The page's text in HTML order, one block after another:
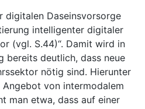
digitalen Daseinsvorsorge
intelligenter digitaler
(vgl. S.44)“. Damit wird in
bereits deutlich, dass neue
nötig sind. Hierunter
von intermodalem
man etwa, dass auf einer